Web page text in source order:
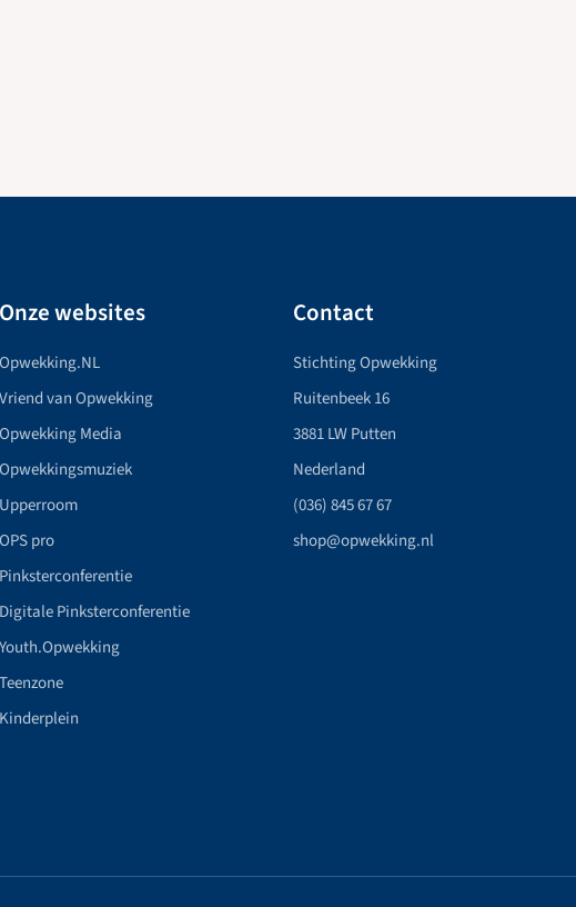
Onze websites
Opwekking.NL
Vriend van Opwekking
Opwekking Media
Opwekkingsmuziek
Upperroom
OPS pro
Pinksterconferentie
Digitale Pinksterconferentie
Youth.Opwekking
Teenzone
Kinderplein
Contact
Stichting Opwekking
Ruitenbeek 16
3881 LW Putten
Nederland
(036) 845 67 67
shop@opwekking.nl